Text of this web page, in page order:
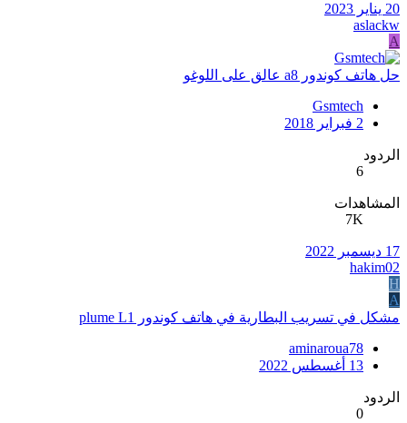
20 يناير 2023
aslackw
A
حل هاتف كوندور a8 عالق على اللوغو
Gsmtech
2 فبراير 2018
الردود
6
المشاهدات
7K
17 ديسمبر 2022
hakim02
H
A
مشكل في تسريب البطارية في هاتف كوندور plume L1
aminaroua78
13 أغسطس 2022
الردود
0